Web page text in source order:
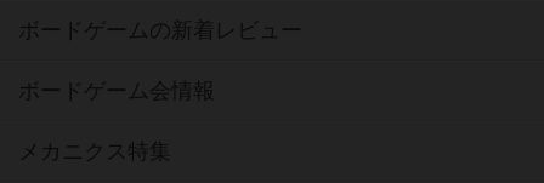
ボードゲームの新着レビュー
ボードゲーム会情報
メカニクス特集